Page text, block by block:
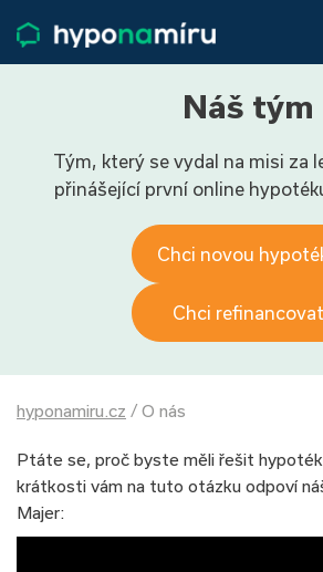
Životní pojištění
Pojištění nemovitosti
O nás
800 688 388
9−16 hod.
Přihlásit
Náš tým
Tým, který se vydal na misi za
přinášející první online
Chci novou
Chci refinancovat
hyponamiru.cz / O nás
Ptáte se, proč byste měli řešit
krátkosti vám na tuto otázku odpoví
Majer: